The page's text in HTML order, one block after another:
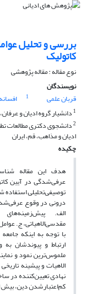
بررسی و تحلیل
کاتولیک
نوع مقاله : مقاله پژوهشی
نویسندگان
قربان علمی
1
1 دانشیار گروه ادیان و
2دانشجوی دکتری مطالعات
ادیان و مذاهب، قم، ایران
چکیده
هدف این مقاله
عرفی‌شدگی در آیین
توصیفی‌تحلیلی استفاده
درونی در وقوع
الف.
مقدسی‌الاهیاتی، ج.
با توجه به اینکه
ارتباط و پیوندشان به
ملموس‌ترین نمود و
الاهیات و پیشینه
نهادی تعیین‌کننده در
کم‌اعتبارشدن دین، بیش